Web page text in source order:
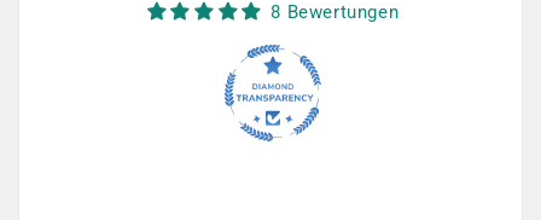
8 Bewertungen